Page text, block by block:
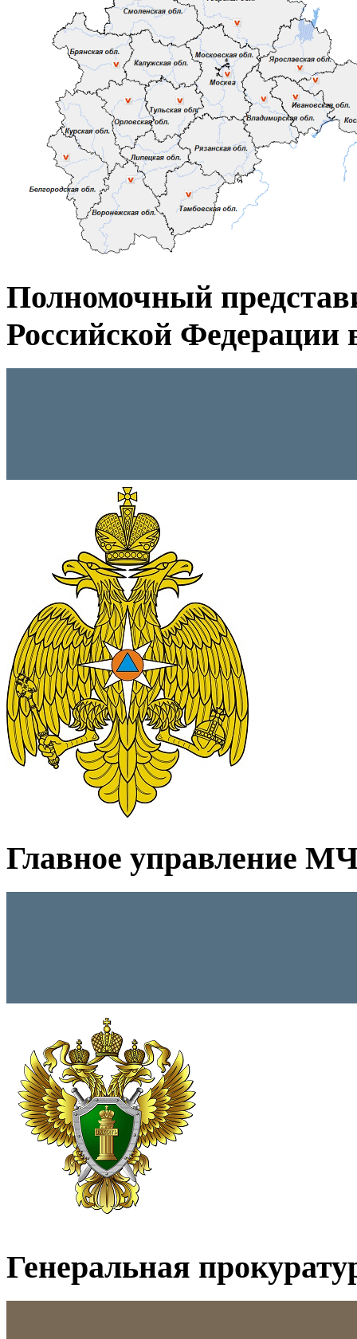
Полномочный
Российской
Главное управление
Генеральная